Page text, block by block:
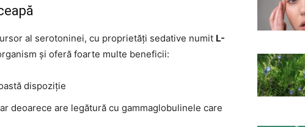
al serotoninei, cu proprietăți sedative numit L-
și oferă foarte multe beneficii:
dispoziție
deoarece are legătură cu gammaglobulinele care